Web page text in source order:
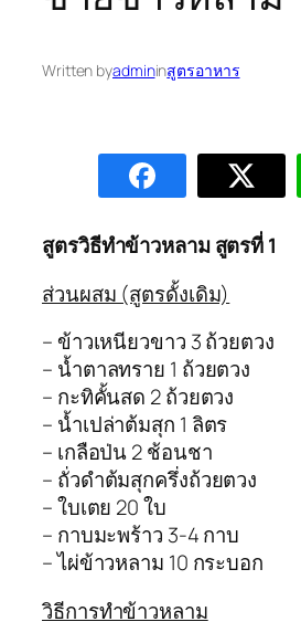
Written byadmininสูตรอาหาร
สูตรวิธีทำข้าวหลาม สูตรที่ 1
ส่วนผสม (สูตรดั้งเดิม)
– ข้าวเหนียวขาว 3 ถ้วยตวง
– น้ำตาลทราย 1 ถ้วยตวง
– กะทิคั้นสด 2 ถ้วยตวง
– น้ำเปล่าต้มสุก 1 ลิตร
– เกลือป่น 2 ช้อนชา
– ถั่วดำต้มสุกครึ่งถ้วยตวง
– ใบเตย 20 ใบ
– กาบมะพร้าว 3-4 กาบ
– ไผ่ข้าวหลาม 10 กระบอก
วิธีการทำข้าวหลาม